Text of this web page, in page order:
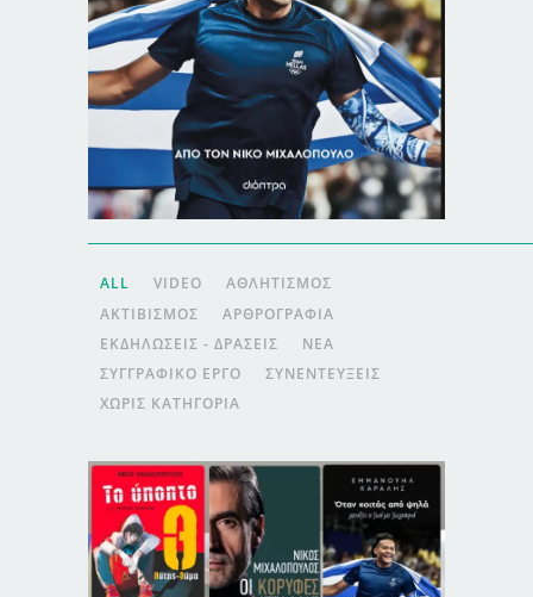
ALL VIDEO
ΑΘΛΗΤΙΣΜΌΣ
ΑΚΤΙΒΙΣΜΌΣ
ΑΡΘΡΟΓΡΑΦΊΑ
ΕΚΔΗΛΏΣΕΙΣ - ΔΡΆΣΕΙΣ
ΝΈΑ
ΣΥΓΓΡΑΦΙΚΌ ΈΡΓΟ
ΣΥΝΕΝΤΕΎΞΕΙΣ
ΧΩΡΊΣ ΚΑΤΗΓΟΡΊΑ